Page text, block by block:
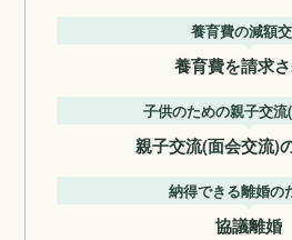
養育費の減額
養育費を請求
子供のための親子交流
親子交流(面会交流)
納得できる離婚の
協議離婚